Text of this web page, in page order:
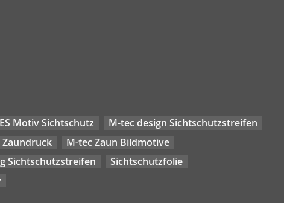
Motiv Sichtschutz
M-tec design Sichtschutzstreifen
M-tec Zaun Bildmotive
Sichtschutzstreifen
Sichtschutzfolie